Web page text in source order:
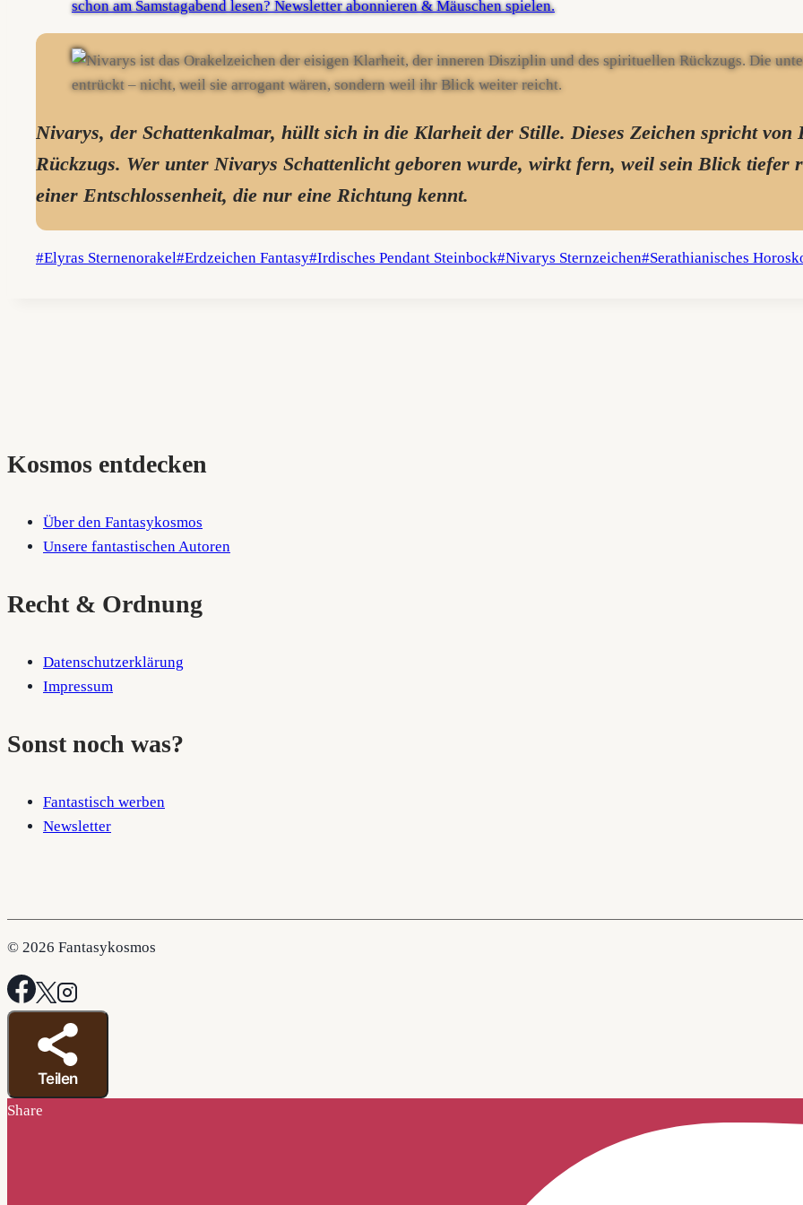
Nivarys, der Schattenkalmar, hüllt sich in die Klarheit der Stille. Dieses Zeichen spricht
Rückzugs. Wer unter Nivarys Schattenlicht geboren wurde, wirkt fern, weil sein Blick tiefer
einer Entschlossenheit, die nur eine Richtung kennt.
Schlagworte:
#Elyras Sternenorakel#Erdzeichen Fantasy#Irdisches Pendant Steinbock#Nivarys Sternzeichen#Serathianisches
Kosmos entdecken
Über den Fantasykosmos
Unsere fantastischen Autoren
Recht & Ordnung
Datenschutzerklärung
Impressum
Sonst noch was?
Fantastisch werben
Newsletter
© 2026 Fantasykosmos
Teilen
Share